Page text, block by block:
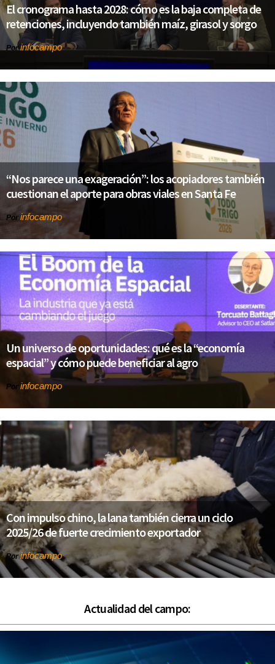
El cronograma hasta 2028: cómo es la baja completa de
retenciones, incluyendo también maíz, girasol y sorgo
Porinfocampo
“Nos parece una exageración”: los acopiadores también
cuestionan el aporte para obras viales en Santa Fe
Por infocampo
Un universo de oportunidades: qué es la “economía
espacial” y cómo puede beneficiar al agro
Por infocampo
Con impulso chino, la lana también cierra un ciclo
2025/26 de fuerte crecimiento exportador
Porinfocampo
Actualidad del campo: